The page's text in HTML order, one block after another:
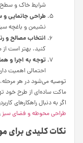
شرایط خاک و سطح
طراحی جانمایی و
نشیمن و باغچه
انتخاب مصالح و
کنید. بهتر است از
توجه به اجرا و
احتمالی اهمیت
توصیه می‌شود در هر
ماکت ساده‌ای از طرح خود
اگر به دنبال راهکارهای
طراحی محوطه و فضای سبز
نکات کلیدی برای